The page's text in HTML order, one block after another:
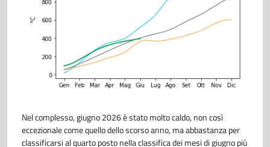
Nel complesso, giugno 2026 è stato molto caldo, non così
eccezionale come quello dello scorso anno, ma abbastanza per
classificarsi al quarto posto nella classifica dei mesi di giugno più